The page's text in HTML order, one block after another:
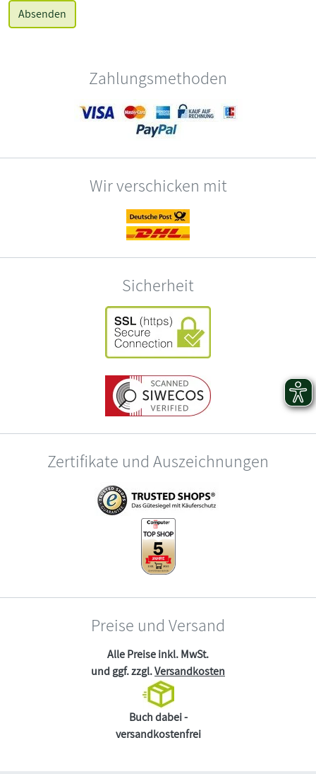
Zahlungsmethoden
Wir verschicken mit
Sicherheit
Zertifikate und Auszeichnungen
Preise und Versand
Alle Preise inkl. MwSt.
und ggf. zzgl.Versandkosten
Buch dabei -
versandkostenfrei